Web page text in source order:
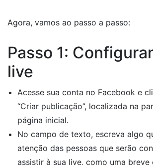
Agora, vamos ao passo a passo:
Passo 1:
live
Acesse sua conta no Facebook e
“Criar publicação”, localizada na
página inicial.
No campo de texto, escreva algo
atenção das pessoas que serão
assistir à sua live, como uma breve